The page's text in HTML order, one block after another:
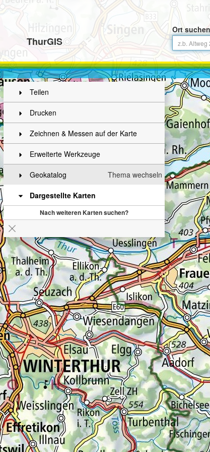
ThurGIS
Ort
Teilen
Drucken
Zeichnen & Messen auf der Karte
Erweiterte Werkzeuge
Thema wechseln
Geokatalog
Dargestellte Karten
Nach weiteren Karten suchen?